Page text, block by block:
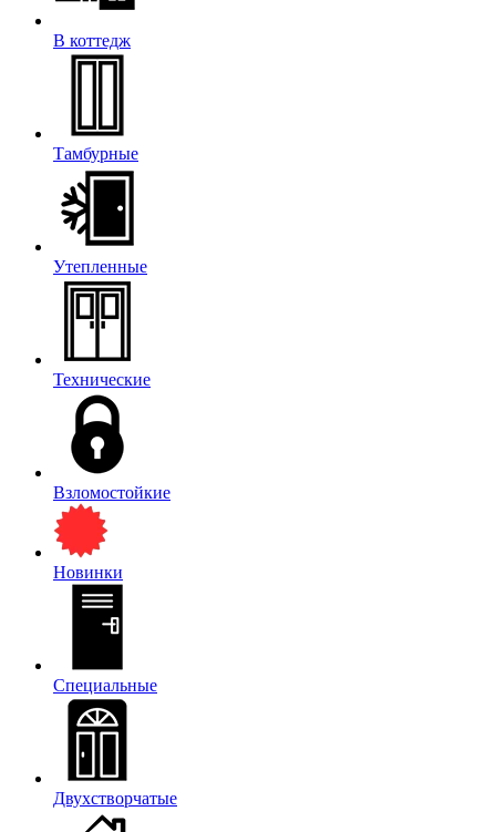
В коттедж
Тамбурные
Утепленные
Технические
Взломостойкие
Новинки
Специальные
Двухстворчатые